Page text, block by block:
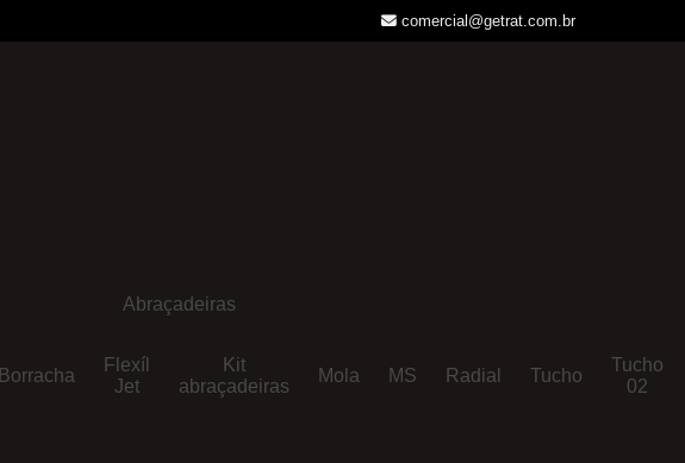
comercial@getrat.com.br
Abraçadeiras
Borracha
Flexíl
Jet
Kit
abraçadeiras
Mola MS Radial Tucho
Tucho
02